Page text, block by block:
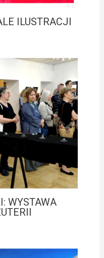
ILUSTRACJI
WYSTAWA